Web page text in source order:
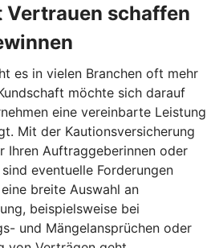
schaffen
es in vielen Branchen oft mehr
möchte sich darauf
eine vereinbarte Leistung
Mit der Kautionsversicherung
Ihren Auftraggeberinnen oder
eventuelle Forderungen
breite Auswahl an
beispielsweise bei
und Mängelansprüchen oder